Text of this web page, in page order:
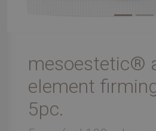
mesoestetic®
element
5pc.